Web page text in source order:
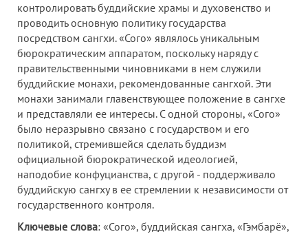
контролировать буддийские храмы и духовенство и
проводить основную политику государства
посредством сангхи. «Сого» являлось уникальным
бюрократическим аппаратом, поскольку наряду с
правительственными чиновниками в нем служили
буддийские монахи, рекомендованные сангхой. Эти
монахи занимали главенствующее положение в сангхе
и представляли ее интересы. С одной стороны, «Сого»
было неразрывно связано с государством и его
политикой, стремившейся сделать буддизм
официальной бюрократической идеологией,
наподобие конфуцианства, с другой - поддерживало
буддийскую сангху в ее стремлении к независимости от
государственного контроля.
Ключевые слова: «Сого», буддийская сангха, «Гэмбарё»,